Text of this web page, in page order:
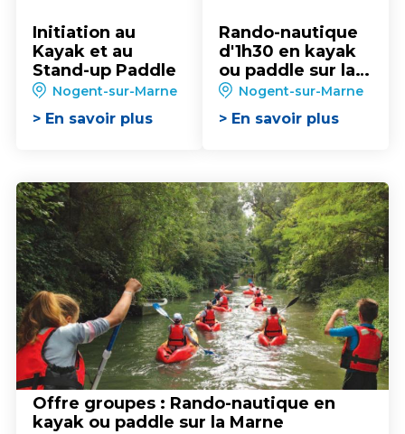
Initiation au
Kayak et au
Stand-up Paddle
Nogent-sur-Marne
> En savoir plus
Rando-nautique
d'1h30 en kayak
ou paddle sur la
Marne
Nogent-sur-Marne
> En savoir plus
Offre groupes : Rando-nautique en
kayak ou paddle sur la Marne